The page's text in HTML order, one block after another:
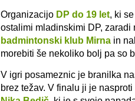
Organizacijo DP do 19 let, ki
ostalimi mladinskimi DP,
badmintonski klub Mirna in
morebiti še nekoliko bolj pa so
V igri posameznic je branilka
brez težav. V finalu ji je